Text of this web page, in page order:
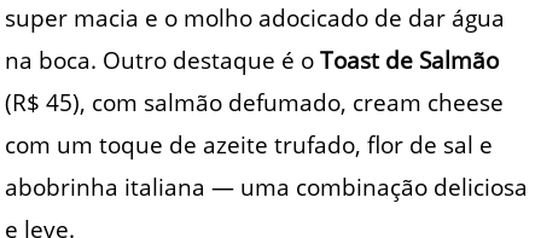
super macia e o molho adocicado de dar água
na boca. Outro destaque é oToast de Salmão
(R$ 45), com salmão defumado, cream cheese
com um toque de azeite trufado, flor de sal e
abobrinha italiana — uma combinação deliciosa
e leve.